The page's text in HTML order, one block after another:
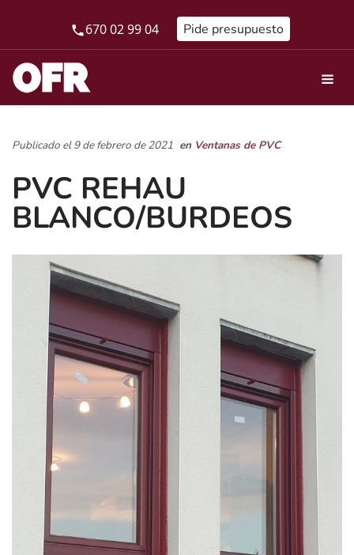
670 02 99 04 Pide presupuesto
Publicado el 9 de febrero de 2021 en Ventanas de PVC
PVC REHAU
BLANCO/BURDEOS